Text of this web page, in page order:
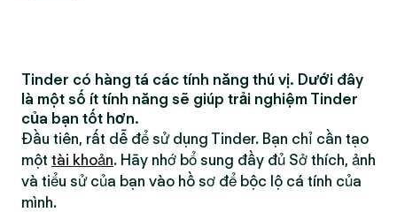
Tinder có hàng tá các tính năng thú vị. Dưới đây
là một số ít tính năng sẽ giúp trải nghiệm Tinder
của bạn tốt hơn.
Đầu tiên, rất dễ để sử dụng Tinder. Bạn chỉ cần tạo
một tài khoản. Hãy nhớ bổ sung đầy đủ Sở thích, ảnh
và tiểu sử của bạn vào hồ sơ để bộc lộ cá tính của
mình.